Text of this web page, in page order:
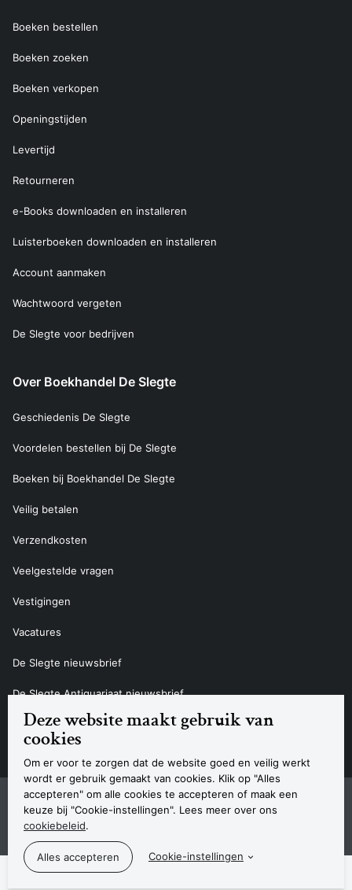
Deze website maakt gebruik van
cookies
Om er voor te zorgen dat de website goed en veilig werkt
wordt er gebruik gemaakt van cookies. Klik op "Alles
accepteren" om alle cookies te accepteren of maak een
keuze bij "Cookie-instellingen". Lees meer over ons
cookiebeleid.
Cookie-instellingen
Boeken bestellen
Boeken zoeken
Boeken verkopen
Openingstijden
Levertijd
Retourneren
e-Books downloaden en installeren
Luisterboeken downloaden en installeren
Account aanmaken
Wachtwoord vergeten
De Slegte voor bedrijven
Over Boekhandel De Slegte
Geschiedenis De Slegte
Voordelen bestellen bij De Slegte
Boeken bij Boekhandel De Slegte
Veilig betalen
Verzendkosten
Veelgestelde vragen
Vestigingen
Vacatures
De Slegte nieuwsbrief
De Slegte Antiquariaat nieuwsbrief
Contact
Navigatie
SitemapPrivacyverklaring CookieverklaringAlgemene voorwaardenDisclaimer
Contact